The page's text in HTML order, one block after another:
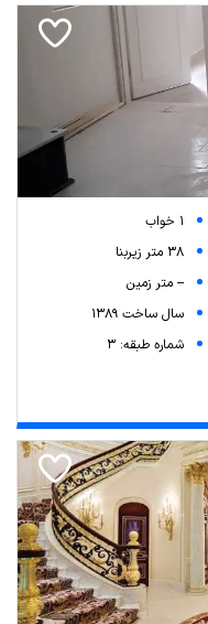
1 خواب
38 متر زیربنا
-- متر زمین
سال ساخت 1389
شماره طبقه: 3